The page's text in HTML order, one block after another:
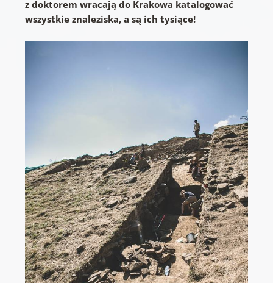
z doktorem wracają do Krakowa katalogować
wszystkie znaleziska, a są ich tysiące!